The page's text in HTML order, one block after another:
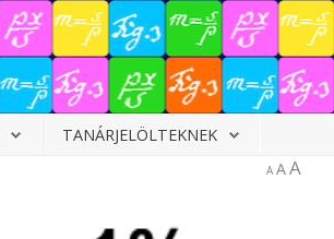
TANÁRJELÖLTEKNEK
A AA